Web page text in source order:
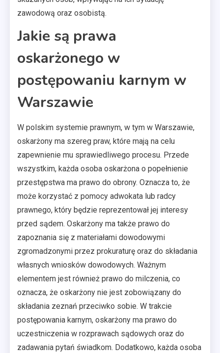
zawodową oraz osobistą.
Jakie są prawa
oskarżonego w
postępowaniu karnym w
Warszawie
W polskim systemie prawnym, w tym w Warszawie,
oskarżony ma szereg praw, które mają na celu
zapewnienie mu sprawiedliwego procesu. Przede
wszystkim, każda osoba oskarżona o popełnienie
przestępstwa ma prawo do obrony. Oznacza to, że
może korzystać z pomocy adwokata lub radcy
prawnego, który będzie reprezentował jej interesy
przed sądem. Oskarżony ma także prawo do
zapoznania się z materiałami dowodowymi
zgromadzonymi przez prokuraturę oraz do składania
własnych wniosków dowodowych. Ważnym
elementem jest również prawo do milczenia, co
oznacza, że oskarżony nie jest zobowiązany do
składania zeznań przeciwko sobie. W trakcie
postępowania karnym, oskarżony ma prawo do
uczestniczenia w rozprawach sądowych oraz do
zadawania pytań świadkom. Dodatkowo, każda osoba